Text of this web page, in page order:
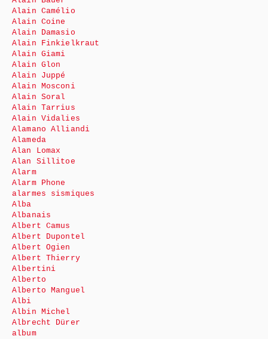
Alain Camélio
Alain Coine
Alain Damasio
Alain Finkielkraut
Alain Giami
Alain Glon
Alain Juppé
Alain Mosconi
Alain Soral
Alain Tarrius
Alain Vidalies
Alamano Alliandi
Alameda
Alan Lomax
Alan Sillitoe
Alarm
Alarm Phone
alarmes sismiques
Alba
Albanais
Albert Camus
Albert Dupontel
Albert Ogien
Albert Thierry
Albertini
Alberto
Alberto Manguel
Albi
Albin Michel
Albrecht Dürer
album